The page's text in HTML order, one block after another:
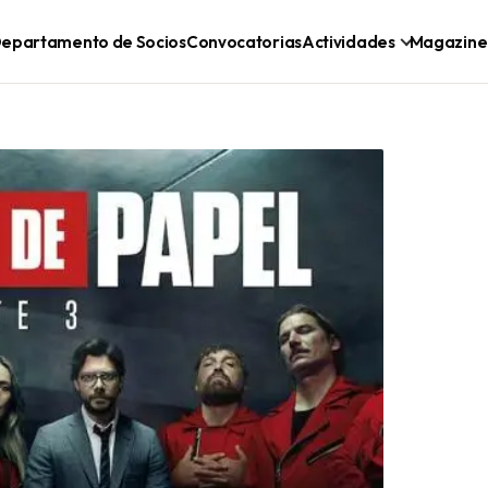
de SociosConvocatoriasActividades Magazine